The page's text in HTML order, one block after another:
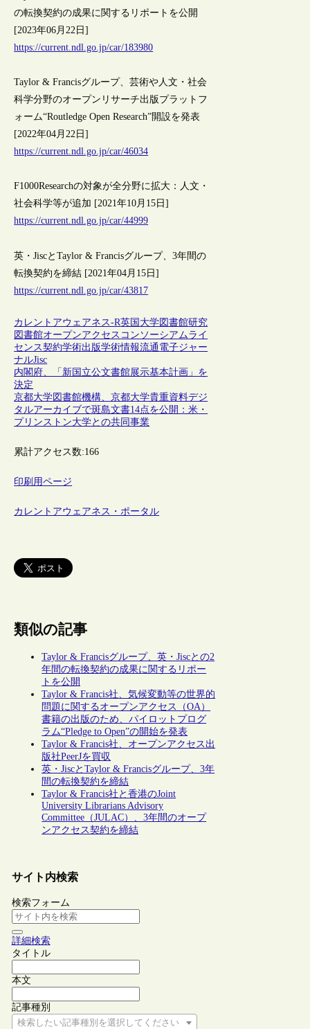
の転換契約の成果に関するリポートを公開
[2023年06月22日]
https://current.ndl.go.jp/car/183980
Taylor & Francisグループ、芸術や人文・社会
科学分野のオープンリサーチ出版プラットフ
ォーム“Routledge Open Research”開設を発表
[2022年04月22日]
https://current.ndl.go.jp/car/46034
F1000Researchの対象が全分野に拡大：人文・
社会科学等が追加 [2021年10月15日]
https://current.ndl.go.jp/car/44999
英・JiscとTaylor & Francisグループ、3年間の
転換契約を締結 [2021年04月15日]
https://current.ndl.go.jp/car/43817
カレントアウェアネス-R英国 大学図書館研究
図書館オープンアクセス コンソーシアムライ
センス契約学術出版学術情報流通 電子ジャー
ナルJisc
内閣府、「新国立公文書館展示基本計画」を
決定
京都大学図書館機構、京都大学貴重資料デジ
タルアーカイブで斑島文書14点を公開：米・
プリンストン大学との共同事業
累計アクセス数:166
印刷用ページ
カレントアウェアネス・ポータル
類似の記事
Taylor & Francisグループ、英・Jiscとの2
年間の転換契約の成果に関するリポー
トを公開
Taylor & Francis社、気候変動等の世界的
問題に関するオープンアクセス（OA）
書籍の出版のため、パイロットプログ
ラム“Pledge to Open”の開始を発表
Taylor & Francis社、オープンアクセス出
版社PeerJを買収
英・JiscとTaylor & Francisグループ、3年
間の転換契約を締結
Taylor & Francis社と香港のJoint
University Librarians Advisory
Committee（JULAC）、3年間のオープ
ンアクセス契約を締結
サイト内検索
検索フォーム
詳細検索
タイトル
本文
記事種別
検索したい記事種別を選択してください